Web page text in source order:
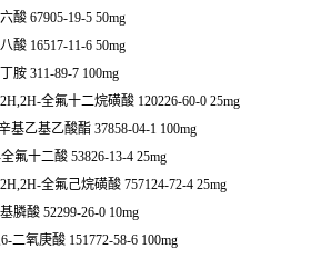
酸 67905-19-5 50mg
酸 16517-11-6 50mg
胺 311-89-7 100mg
全氟十二烷磺酸 120226-60-0 25mg
基乙基乙酸酯 37858-04-1 100mg
氟十二酸 53826-13-4 25mg
全氟己烷磺酸 757124-72-4 25mg
膦酸 52299-26-0 10mg
二氧庚酸 151772-58-6 100mg